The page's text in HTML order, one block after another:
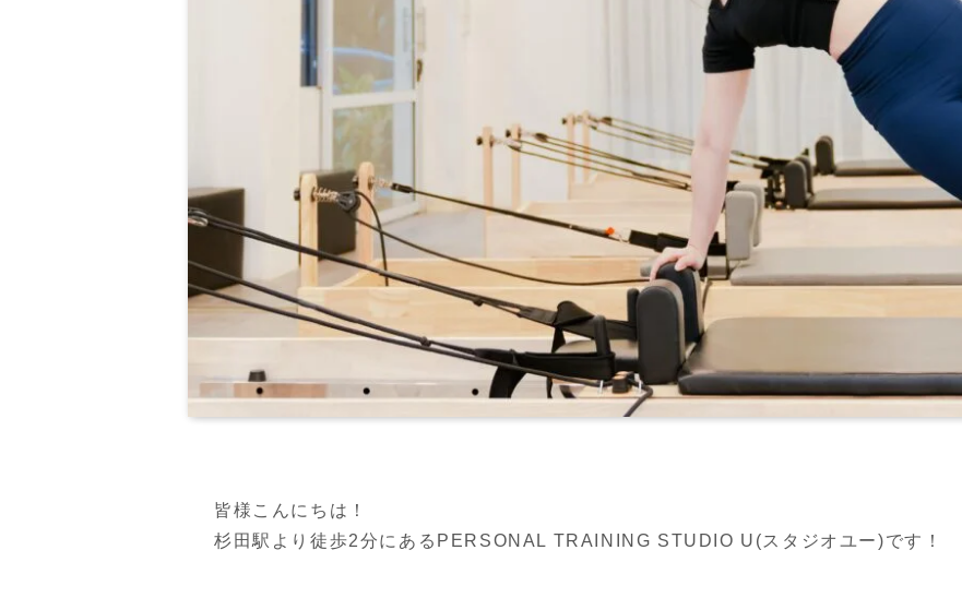
皆様こんにちは！
杉田駅より徒歩2分にあるPERSONAL TRAINING STUDIO U(スタジオユー)です！